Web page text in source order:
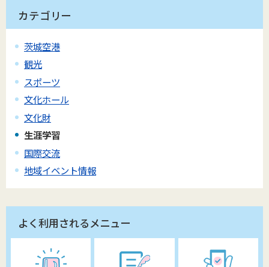
カテゴリー
茨城空港
観光
スポーツ
文化ホール
文化財
生涯学習
国際交流
地域イベント情報
よく利用されるメニュー